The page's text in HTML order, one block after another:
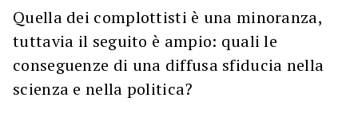
Quella dei complottisti è una minoranza,
tuttavia il seguito è ampio: quali le
conseguenze di una diffusa sfiducia nella
scienza e nella politica?